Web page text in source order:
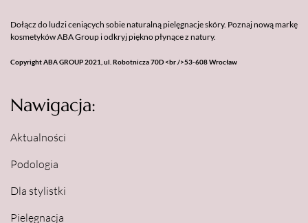
Dołącz do ludzi ceniących sobie naturalną pielęgnacje skóry. Poznaj nową markę
kosmetyków ABA Group i odkryj piękno płynące z natury.
Copyright ABA GROUP 2021, ul. Robotnicza 70D <br />53-608 Wrocław
Nawigacja:
Aktualności
Podologia
Dla stylistki
Pielęgnacja